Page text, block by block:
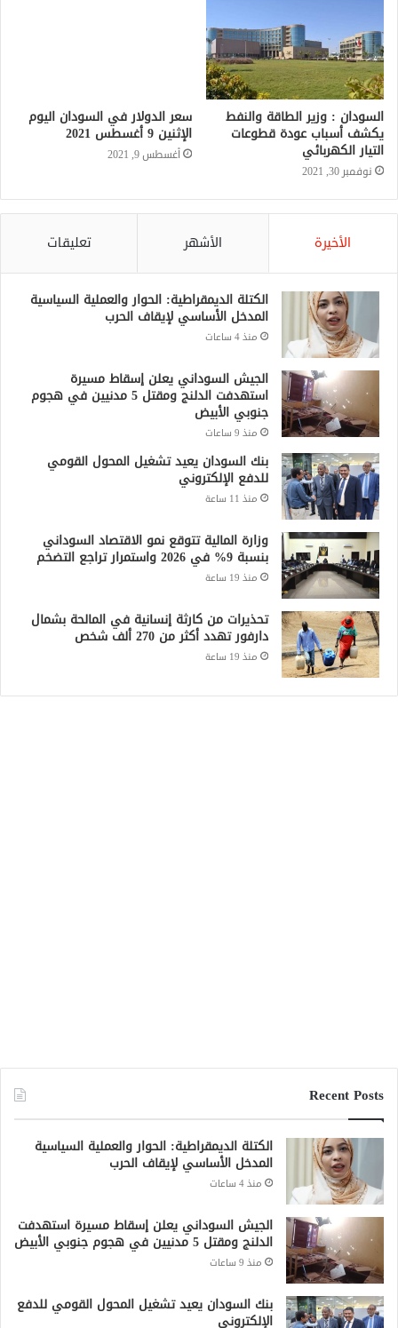
السودان : وزير الطاقة والنفط
يكشف أسباب عودة قطوعات
التيار الكهربائي
نوفمبر 30, 2021
سعر الدولار في السودان اليوم
الإثنين 9 أغسطس 2021
أغسطس 9, 2021
الأخيرة الأشهر تعليقات
الكتلة الديمقراطية: الحوار والعملية السياسية
المدخل الأساسي لإيقاف الحرب
منذ 4 ساعات
الجيش السوداني يعلن إسقاط مسيرة
استهدفت الدلنج ومقتل 5 مدنيين في هجوم
جنوبي الأبيض
منذ 9 ساعات
بنك السودان يعيد تشغيل المحول القومي
للدفع الإلكتروني
منذ 11 ساعة
وزارة المالية تتوقع نمو الاقتصاد السوداني
بنسبة 9% في 2026 واستمرار تراجع التضخم
منذ 19 ساعة
تحذيرات من كارثة إنسانية في المالحة بشمال
دارفور تهدد أكثر من 270 ألف شخص
منذ 19 ساعة
بنسبة 9% في 2026 واستمرار تراجع التضخم
دارفور تهدد أكثر من 270 ألف شخص
منذ 19 ساعة
جميع الحقوق محفوظة لشبكة صقر الجديان الإخبارية 2021